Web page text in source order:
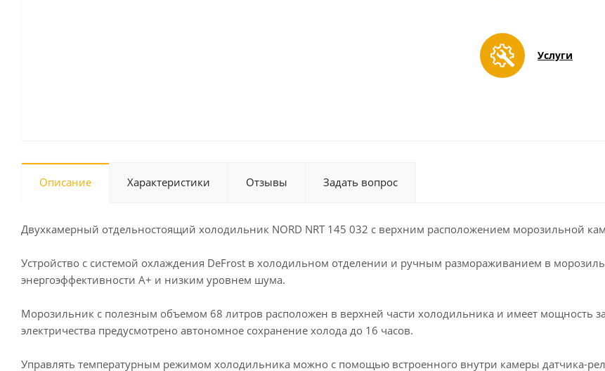
Услуги
Описание Характеристики Отзывы Задать вопрос
Двухкамерный отдельностоящий холодильник NORD NRT 145 032 с верхним расположением морозильной
Устройство с системой охлаждения DeFrost в холодильном отделении и ручным размораживанием в
энергоэффективности А+ и низким уровнем шума.
Морозильник с полезным объемом 68 литров расположен в верхней части холодильника и имеет мощность
электричества предусмотрено автономное сохранение холода до 16 часов.
Управлять температурным режимом холодильника можно с помощью встроенного внутри камеры датчика-